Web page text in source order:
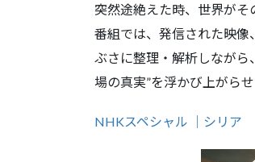
突然途絶えた時、世界がそ
番組では、発信された映
ぶさに整理・解析しながら
場の真実”を浮かび上がらせ
NHKスペシャル ｜シリア